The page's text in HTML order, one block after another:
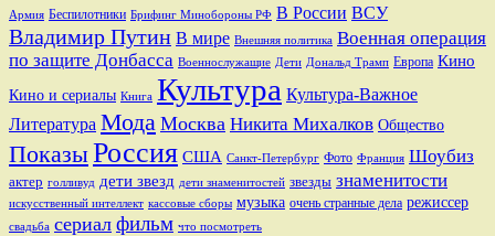
Армия Беспилотники Брифинг Минобороны РФ В России ВСУ
Владимир Путин В мире Внешняя политика Военная операция
по защите Донбасса Военнослужащие Дети Дональд Трамп Европа Кино
Кино и сериалы Книга Культура Культура-Важное
Литература Мода Москва Никита Михалков Общество
ПоказыРоссия США Санкт-Петербург Фото Франция Шоубиз
актер голливуд дети звезд дети знаменитостей звезды знаменитости
искусственный интеллект кассовые сборы музыка очень странные дела режиссер
свадьба сериал фильм что посмотреть